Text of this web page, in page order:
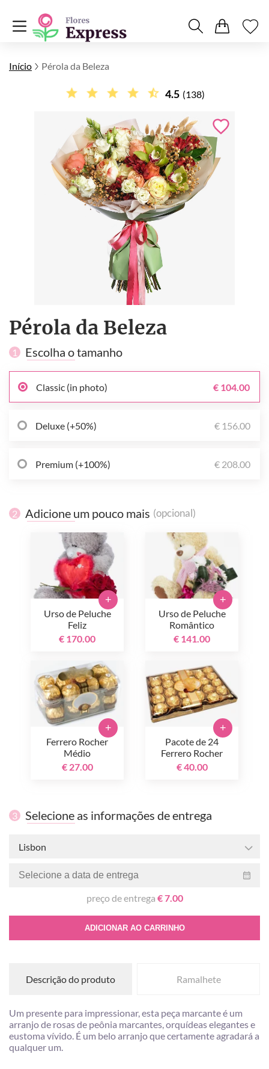
Início Pérola da Beleza
4.5 (138)
Pérola da Beleza
1 Escolha o tamanho
Classic (in photo) € 104.00
Deluxe (+50%) € 156.00
Premium (+100%) € 208.00
2 Adicione um pouco mais (opcional)
Urso de Peluche
Feliz
€ 170.00
+
Urso de Peluche
Romântico
€ 141.00
+
Ferrero Rocher
Médio
€ 27.00
+
Pacote de 24
Ferrero Rocher
€ 40.00
+
3 Selecione as informações de entrega
Lisbon
preço de entrega € 7.00
ADICIONAR AO CARRINHO
Descrição do produto Ramalhete
Um presente para impressionar, esta peça marcante é um
arranjo de rosas de peônia marcantes, orquídeas elegantes e
eustoma vívido. É um belo arranjo que certamente agradará a
qualquer um.